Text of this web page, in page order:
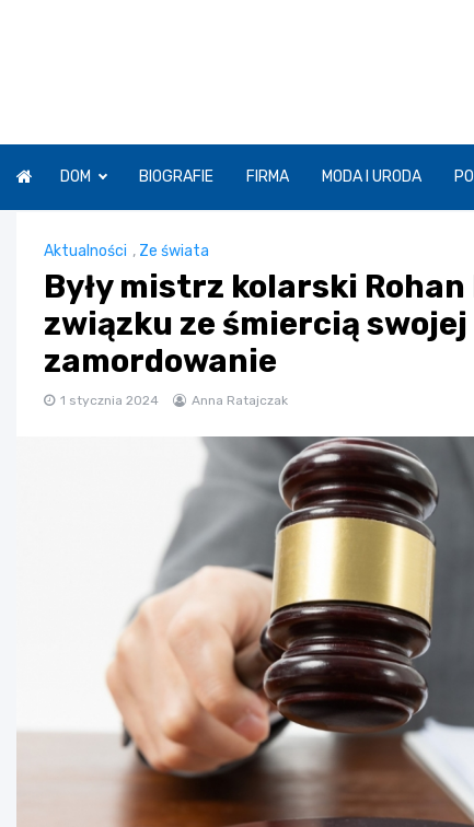
DOM BIOGRAFIE FIRMA MODA I URODA
Aktualności , Ze świata
Były mistrz kolarski
związku ze śmiercią
zamordowanie
1 stycznia 2024 Anna Ratajczak